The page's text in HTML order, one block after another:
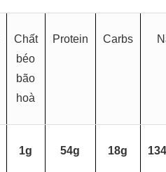
Chất
béo
bão
hoà
Protein Carbs
1g 54g 18g